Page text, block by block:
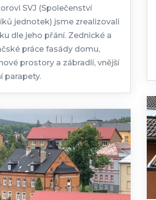
SVJ (Společenství
jednotek) jsme zrealizovali
dle jeho přání. Zednické a
práce fasády domu,
prostory a zábradlí, vnější
parapety.